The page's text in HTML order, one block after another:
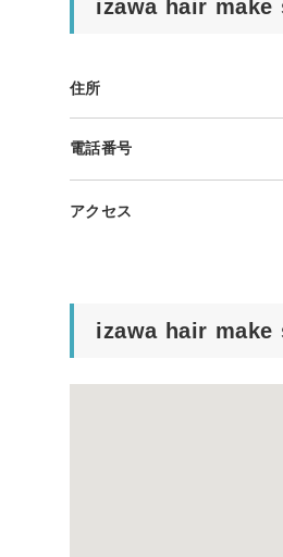
izawa hair make
住所
電話番号
アクセス
izawa hair make